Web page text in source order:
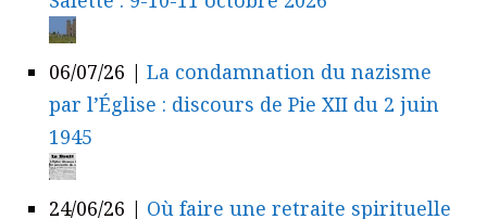
06/07/26 | La condamnation du nazisme
par l’Église : discours de Pie XII du 2 juin
1945
24/06/26 | Où faire une retraite spirituelle